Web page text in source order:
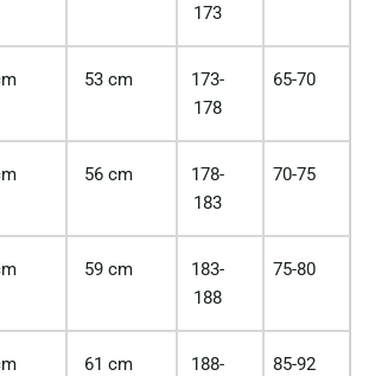
173
53 cm
173-
178
65-70
56 cm
178-
183
70-75
59 cm
183-
188
75-80
61 cm
188-
85-92